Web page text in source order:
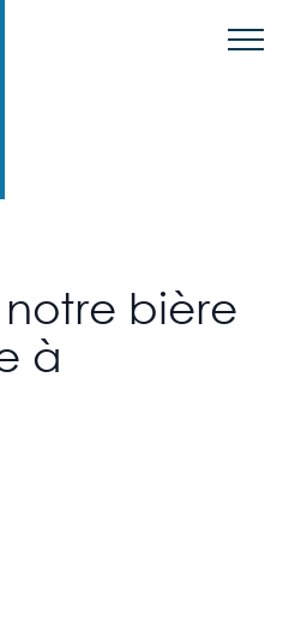
notre bière
à